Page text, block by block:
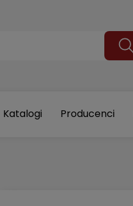
Katalogi Producenci